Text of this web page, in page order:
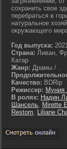
сохранить свое
перебраться в
натуральное
окружающего
Год выпуска:
Страна: Ливан,
Катар
Жанр: Драмы / .
Качество: BDRip
Режиссер: Муния
В ролях: Надин
Шансель, Mirette
Restom, Liliane